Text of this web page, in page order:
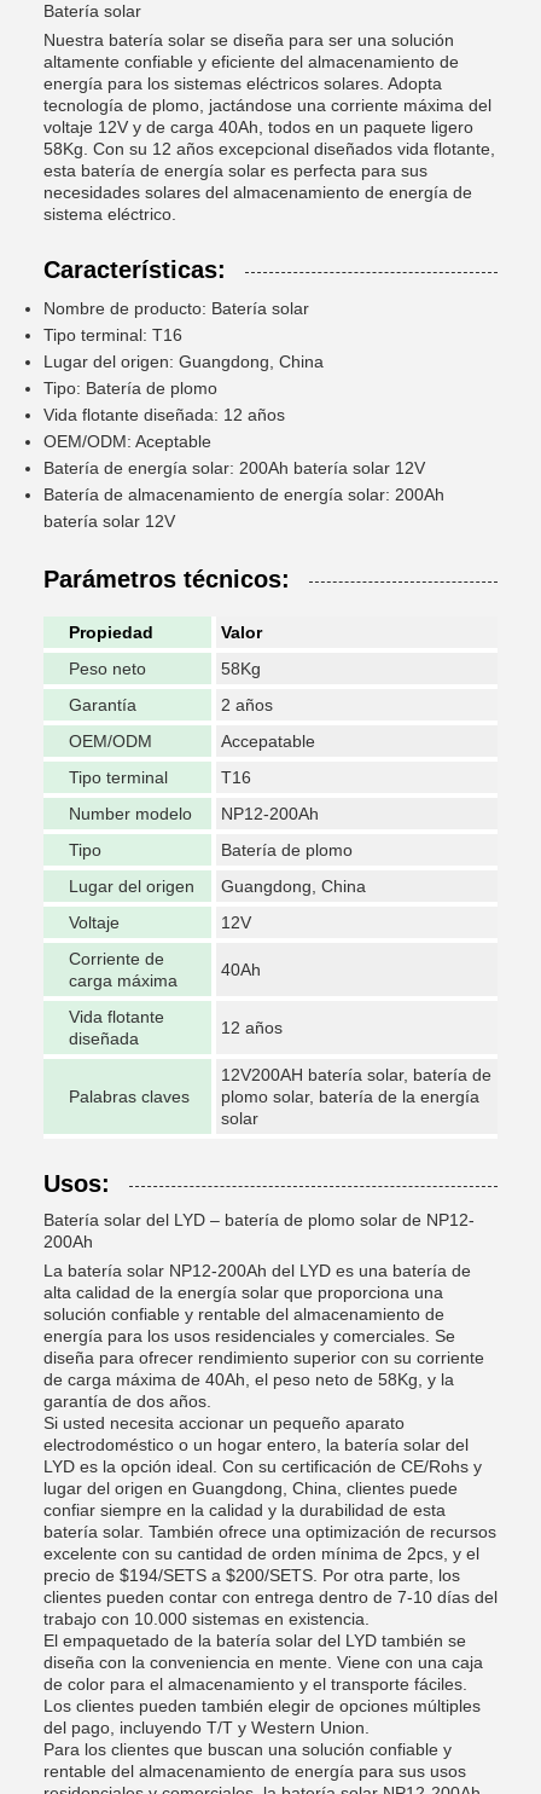
Batería solar
Nuestra batería solar se diseña para ser una solución
altamente confiable y eficiente del almacenamiento de
energía para los sistemas eléctricos solares. Adopta
tecnología de plomo, jactándose una corriente máxima del
voltaje 12V y de carga 40Ah, todos en un paquete ligero
58Kg. Con su 12 años excepcional diseñados vida flotante,
esta batería de energía solar es perfecta para sus
necesidades solares del almacenamiento de energía de
sistema eléctrico.
Características:
Nombre de producto: Batería solar
Tipo terminal: T16
Lugar del origen: Guangdong, China
Tipo: Batería de plomo
Vida flotante diseñada: 12 años
OEM/ODM: Aceptable
Batería de energía solar: 200Ah batería solar 12V
Batería de almacenamiento de energía solar: 200Ah
batería solar 12V
Parámetros técnicos:
Propiedad
Valor
Peso neto
58Kg
Garantía
2 años
OEM/ODM
Accepatable
Tipo terminal
T16
Number modelo
NP12-200Ah
Tipo
Batería de plomo
Lugar del origen
Guangdong, China
Voltaje
12V
Corriente de
carga máxima
40Ah
Vida flotante
diseñada
12 años
Palabras claves
12V200AH batería solar, batería de
plomo solar, batería de la energía
solar
Usos:
Batería solar del LYD – batería de plomo solar de NP12-
200Ah
La batería solar NP12-200Ah del LYD es una batería de
alta calidad de la energía solar que proporciona una
solución confiable y rentable del almacenamiento de
energía para los usos residenciales y comerciales. Se
diseña para ofrecer rendimiento superior con su corriente
de carga máxima de 40Ah, el peso neto de 58Kg, y la
garantía de dos años.
Si usted necesita accionar un pequeño aparato
electrodoméstico o un hogar entero, la batería solar del
LYD es la opción ideal. Con su certificación de CE/Rohs y
lugar del origen en Guangdong, China, clientes puede
confiar siempre en la calidad y la durabilidad de esta
batería solar. También ofrece una optimización de recursos
excelente con su cantidad de orden mínima de 2pcs, y el
precio de $194/SETS a $200/SETS. Por otra parte, los
clientes pueden contar con entrega dentro de 7-10 días del
trabajo con 10.000 sistemas en existencia.
El empaquetado de la batería solar del LYD también se
diseña con la conveniencia en mente. Viene con una caja
de color para el almacenamiento y el transporte fáciles.
Los clientes pueden también elegir de opciones múltiples
del pago, incluyendo T/T y Western Union.
Para los clientes que buscan una solución confiable y
rentable del almacenamiento de energía para sus usos